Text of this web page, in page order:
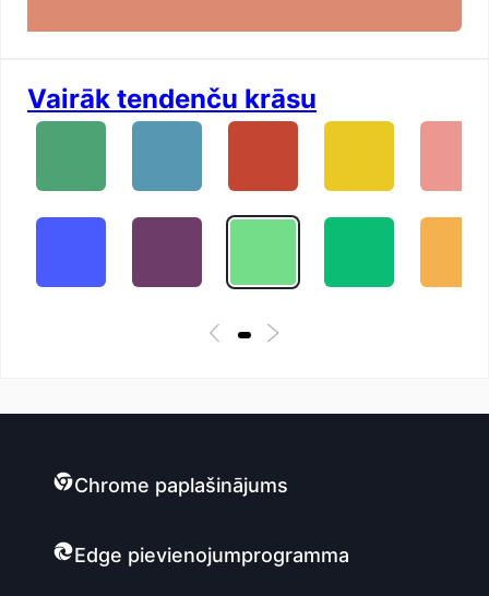
Vairāk tendenču krāsu
Chrome paplašinājums
Edge pievienojumprogramma